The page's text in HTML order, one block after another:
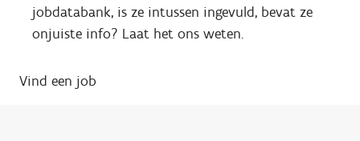
jobdatabank, is ze intussen ingevuld, bevat ze
onjuiste info? Laat het ons weten.
Vind een job